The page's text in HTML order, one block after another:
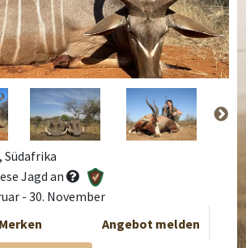
Südafrika
Jagd an
- 30. November
Merken Angebot melden